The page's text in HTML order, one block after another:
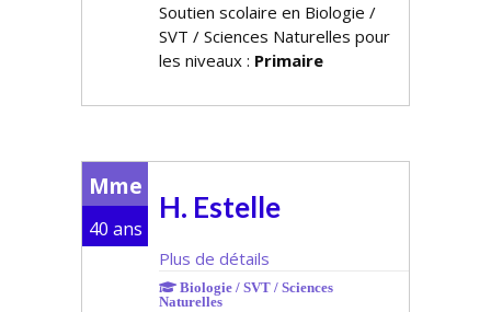
Soutien scolaire en Biologie /
SVT / Sciences Naturelles pour
les niveaux : Primaire
Mme
40 ans
H. Estelle
Plus de détails
Biologie / SVT / Sciences
Naturelles